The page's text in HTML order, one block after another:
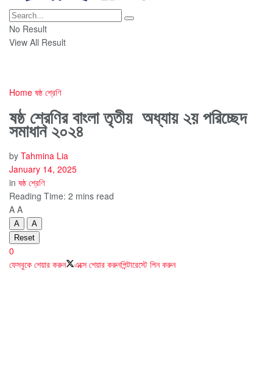
No Result
View All Result
Home ষষ্ঠ শ্রেণি
ষষ্ঠ শ্রেণির বাংলা তৃতীয় অধ্যায় ২য় পরিচ্ছেদ
সমাধান ২০২৪
by Tahmina Lia
January 14, 2025
in ষষ্ঠ শ্রেণি
Reading Time: 2 mins read
A A
A
A
Reset
0
ফেসবুকে শেয়ার করুন
এক্সে শেয়ার করুনপিন্টারেস্টে পিন করুন